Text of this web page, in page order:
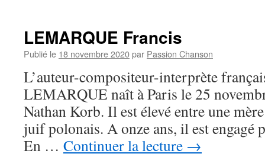
LEMARQUE Francis
Publié le 18 novembre 2020par Passion Chanson
L’auteur-compositeur-interprète
LEMARQUE naît à Paris le 25
Nathan Korb. Il est élevé entre une
juif polonais. A onze ans, il est engagé
En … Continuer la lecture →